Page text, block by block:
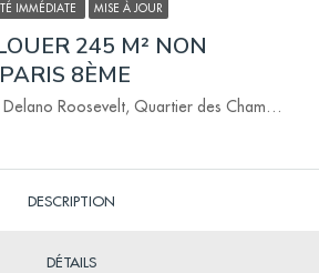
IMMÉDIATE MISE À JOUR
245 M² NON
8ÈME
Champs-Élysées, Paris 8e Arrondissement, Paris, Île-de-France, France métropolitaine, 75008, France
DESCRIPTION
DÉTAILS